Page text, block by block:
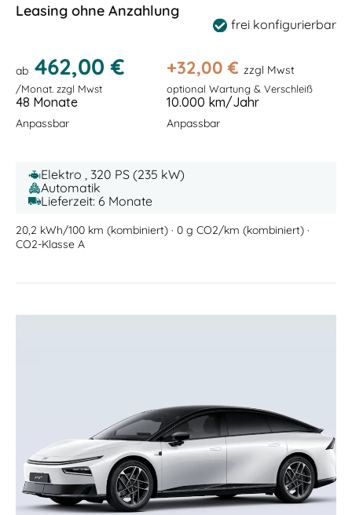
Leasing ohne Anzahlung
frei konfigurierbar
ab 462,00 €
/Monat. zzgl Mwst
+32,00 € zzgl Mwst
optional Wartung & Verschleiß
48 Monate
Anpassbar
10.000 km/Jahr
Anpassbar
Elektro , 320 PS (235 kW)
Automatik
Lieferzeit: 6 Monate
20,2 kWh/100 km (kombiniert) · 0 g CO2/km (kombiniert) ·
CO2-Klasse A